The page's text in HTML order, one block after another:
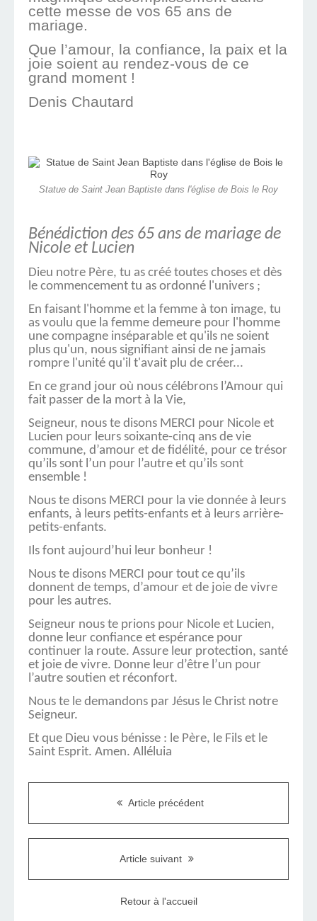
cette messe de vos 65 ans de
mariage.
Que l’amour, la confiance, la paix et la
joie soient au rendez-vous de ce
grand moment !
Denis Chautard
Statue de Saint Jean Baptiste dans l'église de Bois le Roy
Bénédiction des 65 ans de mariage de
Nicole et Lucien
Dieu notre Père, tu as créé toutes choses et dès
le commencement tu as ordonné l'univers ;
En faisant l'homme et la femme à ton image, tu
as voulu que la femme demeure pour l'homme
une compagne inséparable et qu'ils ne soient
plus qu'un, nous signifiant ainsi de ne jamais
rompre l'unité qu'il t'avait plu de créer...
En ce grand jour où nous célébrons l’Amour qui
fait passer de la mort à la Vie,
Seigneur, nous te disons MERCI pour Nicole et
Lucien pour leurs soixante-cinq ans de vie
commune, d’amour et de fidélité, pour ce trésor
qu’ils sont l’un pour l’autre et qu’ils sont
ensemble !
Nous te disons MERCI pour la vie donnée à leurs
enfants, à leurs petits-enfants et à leurs arrière-
petits-enfants.
Ils font aujourd’hui leur bonheur !
Nous te disons MERCI pour tout ce qu’ils
donnent de temps, d’amour et de joie de vivre
pour les autres.
Seigneur nous te prions pour Nicole et Lucien,
donne leur confiance et espérance pour
continuer la route. Assure leur protection, santé
et joie de vivre. Donne leur d’être l’un pour
l’autre soutien et réconfort.
Nous te le demandons par Jésus le Christ notre
Seigneur.
Et que Dieu vous bénisse : le Père, le Fils et le
Saint Esprit. Amen. Alléluia
Article précédent
Article suivant
Retour à l'accueil